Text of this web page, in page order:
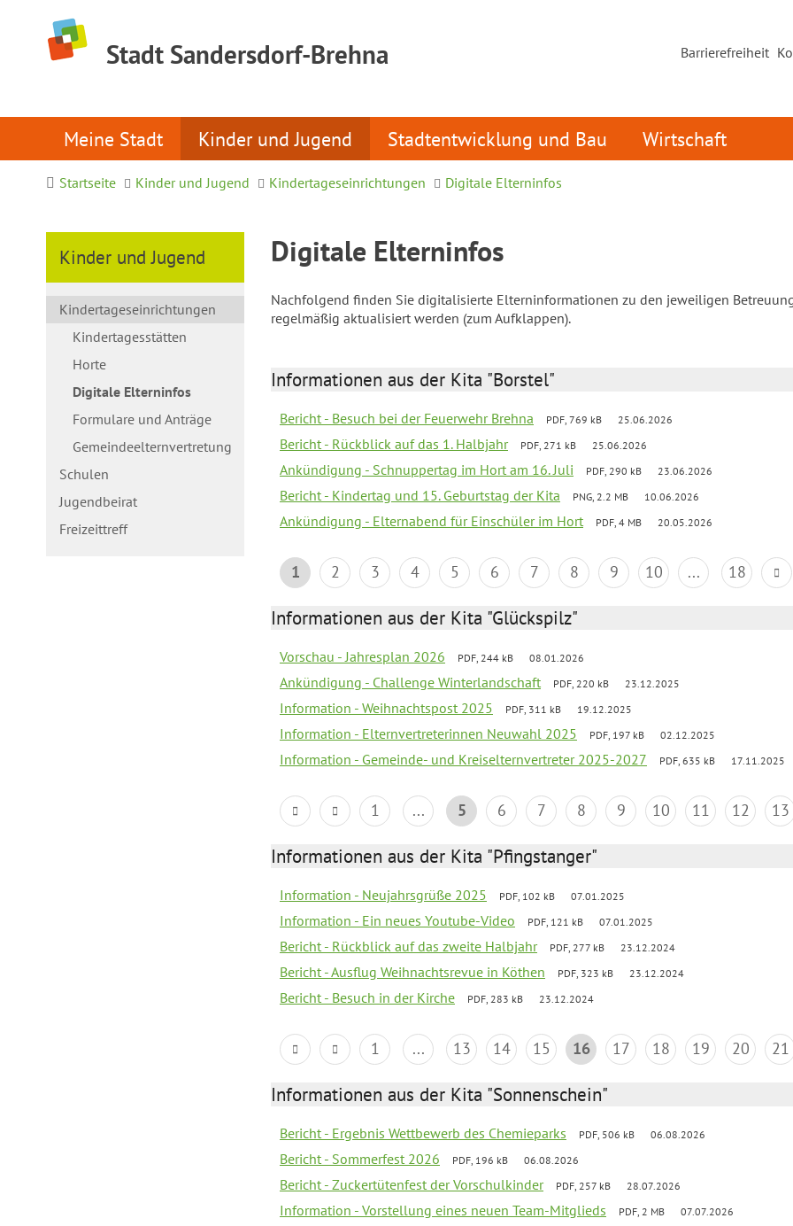
Stadt Sandersdorf-Brehna Barrierefreiheit
Meine Stadt Kinder und Jugend Stadtentwicklung und Bau Wirtschaft
Startseite Kinder und Jugend Kindertageseinrichtungen Digitale Elterninfos
Kinder und Jugend
Kindertageseinrichtungen
Kindertagesstätten
Horte
Digitale Elterninfos
Formulare und Anträge
Gemeindeelternvertretung
Schulen
Jugendbeirat
Freizeittreff
Digitale Elterninfos
Nachfolgend finden Sie digitalisierte Elterninformationen zu den jeweiligen
regelmäßig aktualisiert werden (zum Aufklappen).
Informationen aus der Kita "Borstel"
Bericht - Besuch bei der Feuerwehr Brehna PDF, 769 kB 25.06.2026
Bericht - Rückblick auf das 1. Halbjahr PDF, 271 kB 25.06.2026
Ankündigung - Schnuppertag im Hort am 16. Juli PDF, 290 kB 23.06.2026
Bericht - Kindertag und 15. Geburtstag der Kita PNG, 2.2 MB 10.06.2026
Ankündigung - Elternabend für Einschüler im Hort PDF, 4 MB 20.05.2026
1 2 3 4 5 6 7 8 9 10 ... 18
Informationen aus der Kita "Glückspilz"
Vorschau - Jahresplan 2026 PDF, 244 kB 08.01.2026
Ankündigung - Challenge Winterlandschaft PDF, 220 kB 23.12.2025
Information - Weihnachtspost 2025 PDF, 311 kB 19.12.2025
Information - Elternvertreterinnen Neuwahl 2025 PDF, 197 kB 02.12.2025
Information - Gemeinde- und Kreiselternvertreter 2025-2027 PDF, 635 kB 17.11.2025
1 ... 5 6 7 8 9 10 11 12 13
Informationen aus der Kita "Pfingstanger"
Information - Neujahrsgrüße 2025 PDF, 102 kB 07.01.2025
Information - Ein neues Youtube-Video PDF, 121 kB 07.01.2025
Bericht - Rückblick auf das zweite Halbjahr PDF, 277 kB 23.12.2024
Bericht - Ausflug Weihnachtsrevue in Köthen PDF, 323 kB 23.12.2024
Bericht - Besuch in der Kirche PDF, 283 kB 23.12.2024
1 ... 13 14 15 16 17 18 19 20 21
Informationen aus der Kita "Sonnenschein"
Bericht - Ergebnis Wettbewerb des Chemieparks PDF, 506 kB 06.08.2026
Bericht - Sommerfest 2026 PDF, 196 kB 06.08.2026
Bericht - Zuckertütenfest der Vorschulkinder PDF, 257 kB 28.07.2026
Information - Vorstellung eines neuen Team-Mitglieds PDF, 2 MB 07.07.2026